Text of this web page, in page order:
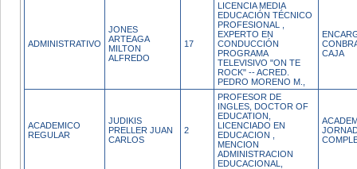
ADMINISTRATIVO
JONES
ARTEAGA
MILTON
ALFREDO
17
LICENCIA MEDIA
EDUCACIÓN TÉCNICO
PROFESIONAL ,
EXPERTO EN
CONDUCCIÓN
PROGRAMA
TELEVISIVO "ON TE
ROCK" -- ACRED.
PEDRO MORENO M.,
CAJA
ACADEMICO
REGULAR
JUDIKIS
PRELLER JUAN
CARLOS
2
PROFESOR DE
INGLES, DOCTOR OF
EDUCATION,
LICENCIADO EN
EDUCACION ,
MENCION
ADMINISTRACION
EDUCACIONAL,